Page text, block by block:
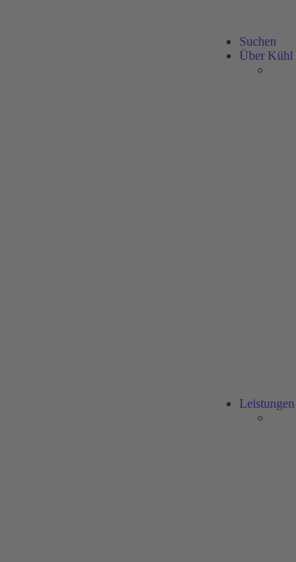
Suchen
Über Kühl
Leistungen